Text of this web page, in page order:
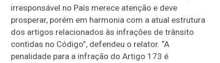
irresponsável no País merece atenção e deve
prosperar, porém em harmonia com a atual estrutura
dos artigos relacionados às infrações de trânsito
contidas no Código”, defendeu o relator. “A
penalidade para a infração do Artigo 173 é